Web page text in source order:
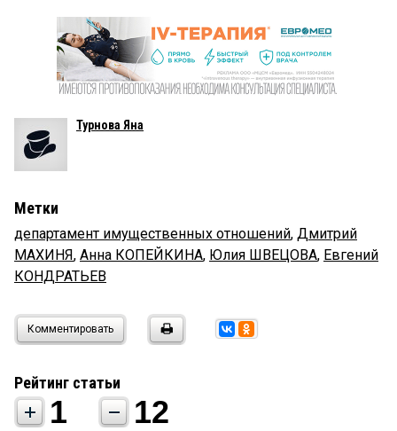
Турнова Яна
Метки
департамент имущественных отношений, Дмитрий
МАХИНЯ, Анна КОПЕЙКИНА, Юлия ШВЕЦОВА, Евгений
КОНДРАТЬЕВ
Комментировать
Рейтинг статьи
1 12